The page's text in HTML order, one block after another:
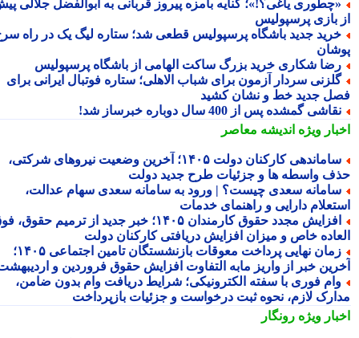
یاغی؟!»؛ کنایه بامزه پیروز قربانی به ابوالفضل جلالی پیش
بازی پرسپولیس
جدید باشگاه پرسپولیس قطعی شد؛ ستاره لیگ یک در راه سرخ
شکاری خرید بزرگ ساکت الهامی از باشگاه پرسپولیس
سردار آزمون برای شباب الاهلی؛ ستاره فوتبال ایرانی برای
جدید خط و نشان کشید
گمشده پس از 400 سال دوباره خبرساز شد!
ویژهاندیشه معاصر
ساماندهی کارکنان دولت ۱۴۰۵؛ آخرین وضعیت نیروهای شرکتی،
واسطه ها و جزئیات طرح جدید دولت
سعدی چیست؟ | ورود به سامانه سعدی سهام عدالت،
دارایی و راهنمای خدمات
افزایش مجدد حقوق کارمندان ۱۴۰۵؛ خبر جدید از ترمیم حقوق، فوق
خاص و میزان افزایش دریافتی کارکنان دولت
زمان نهایی پرداخت معوقات بازنشستگان تامین اجتماعی ۱۴۰۵؛
خبر از واریز مابه التفاوت افزایش حقوق فروردین و اردیبهشت
فوری با سفته الکترونیکی؛ شرایط دریافت وام بدون ضامن،
لازم، نحوه ثبت درخواست و جزئیات بازپرداخت
ویژهرونگار